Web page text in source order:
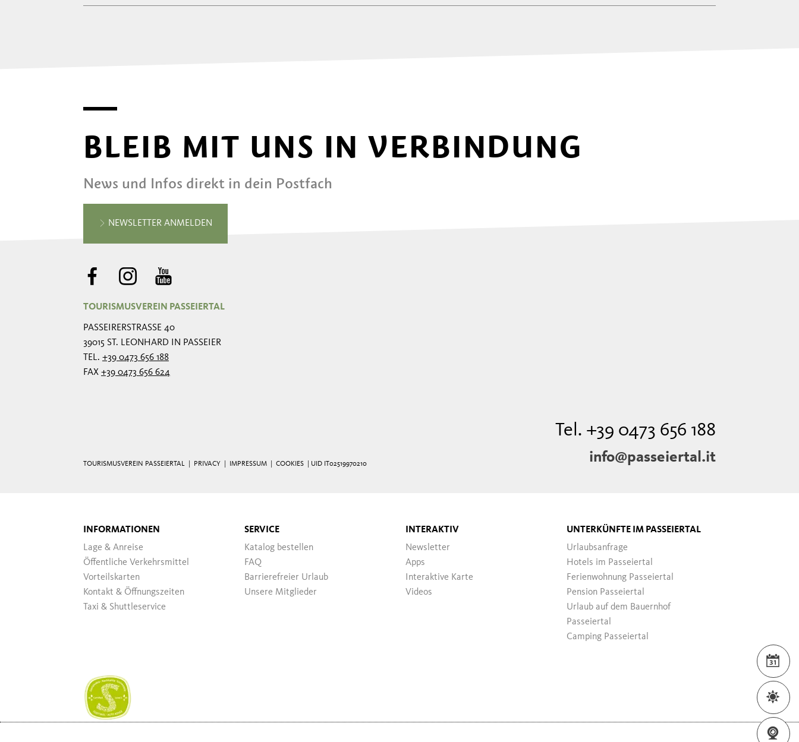
BLEIB MIT UNS IN VERBINDUNG
News und Infos direkt in dein Postfach
NEWSLETTER ANMELDEN
TOURISMUSVEREIN PASSEIERTAL
PASSEIRERSTRASSE 40
39015 ST. LEONHARD IN PASSEIER
TEL. +39 0473 656 188
FAX +39 0473 656 624
Tel. +39 0473 656 188
info@passeiertal.it
TOURISMUSVEREIN PASSEIERTAL | PRIVACY IMPRESSUM COOKIES | UID IT02519970210
INFORMATIONEN
Lage & Anreise
Öffentliche Verkehrsmittel
Vorteilskarten
Kontakt & Öffnungszeiten
Taxi & Shuttleservice
SERVICE
Katalog bestellen
FAQ
Barrierefreier Urlaub
Unsere Mitglieder
INTERAKTIV
Newsletter
Apps
Interaktive Karte
Videos
UNTERKÜNFTE IM PASSEIERTAL
Urlaubsanfrage
Hotels im Passeiertal
Ferienwohnung Passeiertal
Pension Passeiertal
Urlaub auf dem Bauernhof
Passeiertal
Camping Passeiertal